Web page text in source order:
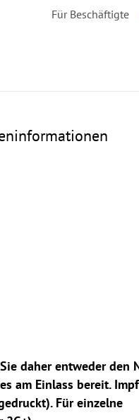
Für Beschäftigte
daher entweder den
am Einlass bereit.
Für einzelne